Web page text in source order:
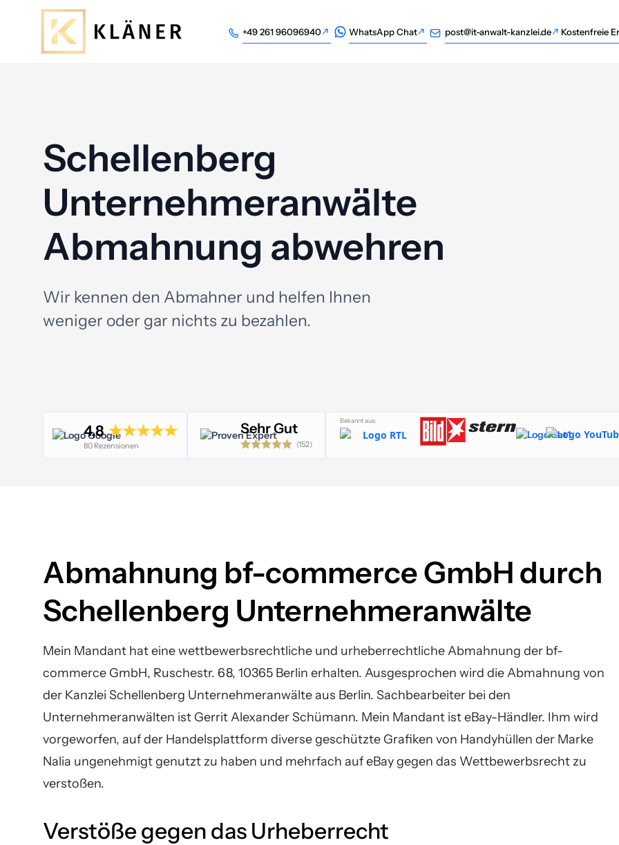
+49 261 96096940
WhatsApp Chat
post@it-anwalt-kanzlei.de
Kostenfreie
Schellenberg
Unternehmeranwälte
Abmahnung abwehren
Wir kennen den Abmahner und helfen Ihnen
weniger oder gar nichts zu bezahlen.
4,8
80 Rezensionen
Sehr Gut
(152)
Bekannt aus:
Abmahnung bf-commerce GmbH durch
Schellenberg Unternehmeranwälte
Mein Mandant hat eine wettbewerbsrechtliche und urheberrechtliche Abmahnung der bf-
commerce GmbH, Ruschestr. 68, 10365 Berlin erhalten. Ausgesprochen wird die Abmahnung von
der Kanzlei Schellenberg Unternehmeranwälte aus Berlin. Sachbearbeiter bei den
Unternehmeranwälten ist Gerrit Alexander Schümann. Mein Mandant ist eBay-Händler. Ihm wird
vorgeworfen, auf der Handelsplattform diverse geschützte Grafiken von Handyhüllen der Marke
Nalia ungenehmigt genutzt zu haben und mehrfach auf eBay gegen das Wettbewerbsrecht zu
verstoßen.
Verstöße gegen das Urheberrecht